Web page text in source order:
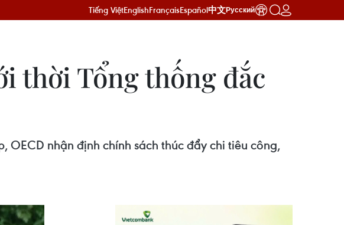
Tiếng ViệtEnglishFrançaisEspañol中文Русский
thời Tổng thống đắc
nhận định chính sách thúc đẩy chi tiêu công,